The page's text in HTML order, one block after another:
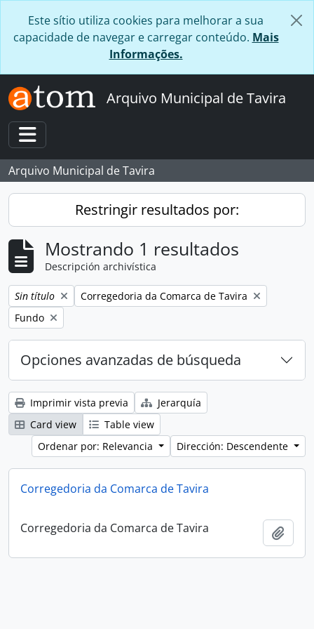
Este sítio utiliza cookies para melhorar a sua
capacidade de navegar e carregar conteúdo. Mais
Informações.
Arquivo Municipal de Tavira
Toggle navigation
Arquivo Municipal de Tavira
Restringir resultados por:
Mostrando 1 resultados
Descripción archivística
Remove filter:
Sin título Remove filter:
Corregedoria da Comarca de Tavira
Remove filter:
Fundo
Opciones avanzadas de búsqueda
Imprimir vista previa
Jerarquía
Card view
Table view
Ordenar por: Relevancia
Dirección: Descendente
Corregedoria da Comarca de Tavira
Corregedoria da Comarca de Tavira